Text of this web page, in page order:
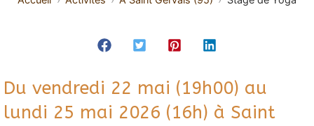
Du vendredi 22 mai (19h00) au
lundi 25 mai 2026 (16h) à Saint